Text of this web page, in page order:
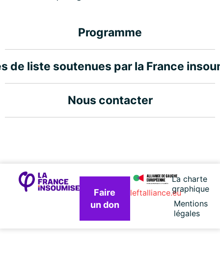
Programme
de liste soutenues par la France
Nous contacter
Faire
un don
La charte
graphique
Mentions
légales
leftalliance.eu